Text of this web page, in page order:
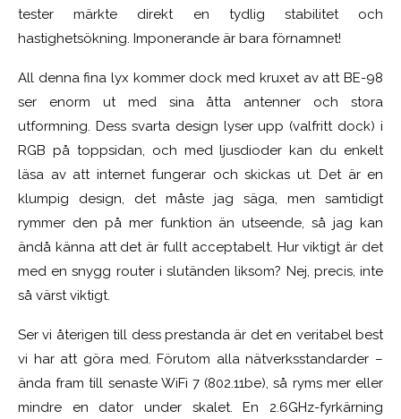
tester märkte direkt en tydlig stabilitet och
hastighetsökning. Imponerande är bara förnamnet!
All denna fina lyx kommer dock med kruxet av att BE-98
ser enorm ut med sina åtta antenner och stora
utformning. Dess svarta design lyser upp (valfritt dock) i
RGB på toppsidan, och med ljusdioder kan du enkelt
läsa av att internet fungerar och skickas ut. Det är en
klumpig design, det måste jag säga, men samtidigt
rymmer den på mer funktion än utseende, så jag kan
ändå känna att det är fullt acceptabelt. Hur viktigt är det
med en snygg router i slutänden liksom? Nej, precis, inte
så värst viktigt.
Ser vi återigen till dess prestanda är det en veritabel best
vi har att göra med. Förutom alla nätverksstandarder –
ända fram till senaste WiFi 7 (802.11be), så ryms mer eller
mindre en dator under skalet. En 2.6GHz-fyrkärning